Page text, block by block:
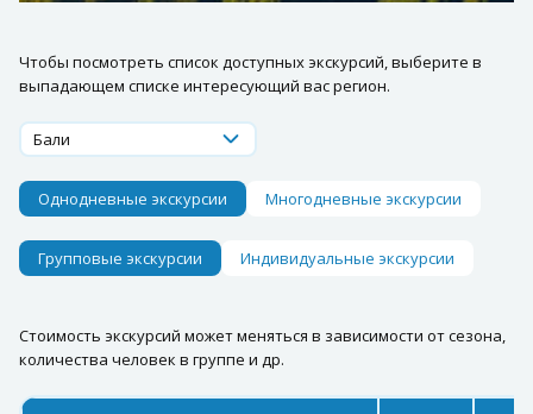
Чтобы посмотреть список доступных экскурсий, выберите в
выпадающем списке интересующий вас регион.
Бали
Однодневные экскурсии Многодневные экскурсии
Групповые экскурсии Индивидуальные экскурсии
Стоимость экскурсий может меняться в зависимости от сезона,
количества человек в группе и др.